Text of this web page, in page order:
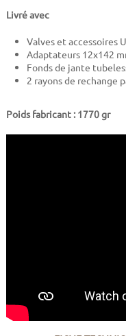
Livré avec
Valves et accessoires
Adaptateurs 12x142
Fonds de jante
2 rayons de rechange
Poids fabricant : 1770 gr